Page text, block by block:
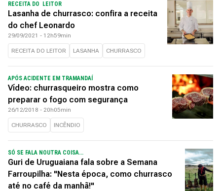
RECEITA DO LEITOR
Lasanha de churrasco: confira a receita
do chef Leonardo
29/09/2021 - 12h59min
RECEITA DO LEITOR LASANHA CHURRASCO
APÓS ACIDENTE EM TRAMANDAÍ
Vídeo: churrasqueiro mostra como
preparar o fogo com segurança
26/12/2018 - 20h05min
CHURRASCO INCÊNDIO
SÓ SE FALA NOUTRA COISA...
Guri de Uruguaiana fala sobre a Semana
Farroupilha: "Nesta época, como churrasco
até no café da manhã!"